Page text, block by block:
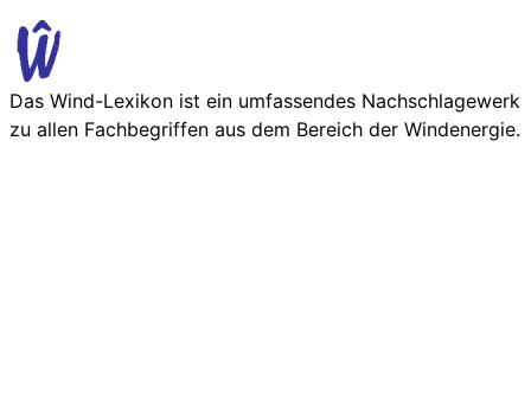
Das Wind-Lexikon ist ein umfassendes Nachschlage­werk
zu allen Fachbegriffen aus dem Bereich der Wind­energie.